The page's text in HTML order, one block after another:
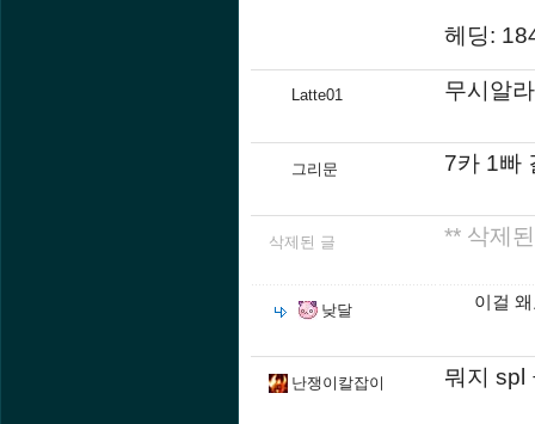
헤딩:
Latte01 무시알
그리문 7카 1빠
삭제된 글 ** 삭제
낮달 이걸
난쟁이칼잡이 뭐지 spl